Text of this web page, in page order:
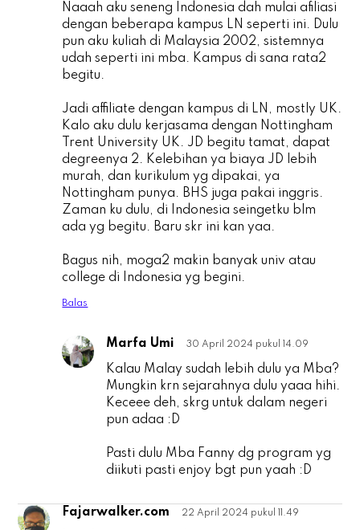
Naaah aku seneng Indonesia dah mulai afiliasi
dengan beberapa kampus LN seperti ini. Dulu
pun aku kuliah di Malaysia 2002, sistemnya
udah seperti ini mba. Kampus di sana rata2
begitu.
Jadi affiliate dengan kampus di LN, mostly UK.
Kalo aku dulu kerjasama dengan Nottingham
Trent University UK. JD begitu tamat, dapat
degreenya 2. Kelebihan ya biaya JD lebih
murah, dan kurikulum yg dipakai, ya
Nottingham punya. BHS juga pakai inggris.
Zaman ku dulu, di Indonesia seingetku blm
ada yg begitu. Baru skr ini kan yaa.
Bagus nih, moga2 makin banyak univ atau
college di Indonesia yg begini.
Balas
f Marfa Umi 30 April 2024 pukul 14.09
Kalau Malay sudah lebih dulu ya Mba?
Mungkin krn sejarahnya dulu yaaa hihi.
Keceee deh, skrg untuk dalam negeri
pun adaa :D
Pasti dulu Mba Fanny dg program yg
diikuti pasti enjoy bgt pun yaah :D
F Fajarwalker.com 22 April 2024 pukul 11.49